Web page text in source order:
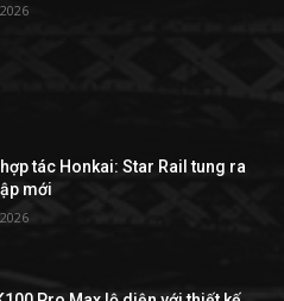
tác Honkai: Star Rail tung ra
mới